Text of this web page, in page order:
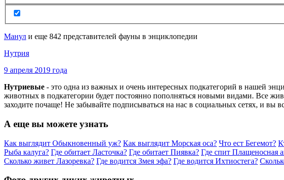
Манул и еще 842 представителей фауны в энциклопедии
Нутрия
9 апреля 2019 года
Нутриевые - это одна из важных и очень интересных подкатегорий в нашей
животных в подкатегории будет постоянно пополняться новыми видами. Все
заходите почаще! Не забывайте подписываться на нас в социальных сетях, и
А еще вы можете узнать
Как выглядит Обыкновенный уж? Как выглядит Морская оса? Что ест Бегемот?
Рыба калуга? Где обитает Ласточка? Где обитает Пиявка? Где спит Плащеносная
Сколько живет Лазоревка? Где водится Змея эфа? Где водится Ихтиостега?